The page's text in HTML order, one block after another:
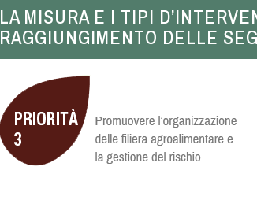
LA MISURA E I TIPI
RAGGIUNGIMENTO DELLE